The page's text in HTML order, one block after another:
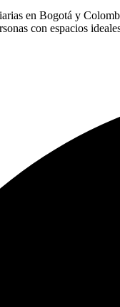
en Bogotá y
con espacios